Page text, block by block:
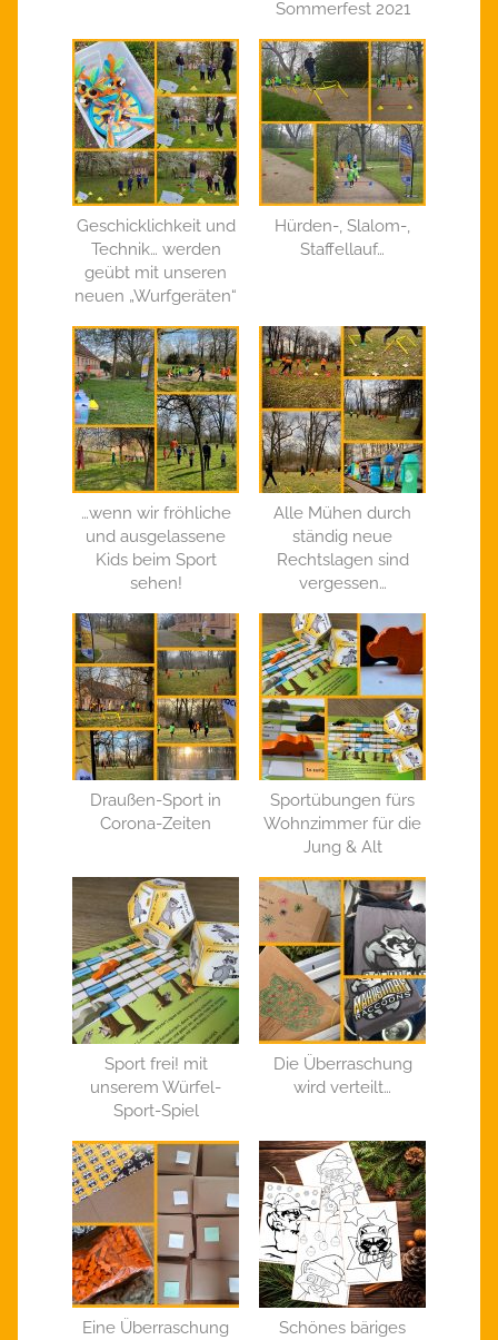
Sommerfest 2021
Geschicklichkeit und
Technik… werden
geübt mit unseren
neuen „Wurfgeräten“
Hürden-, Slalom-,
Staffellauf…
…wenn wir fröhliche
und ausgelassene
Kids beim Sport
sehen!
Alle Mühen durch
ständig neue
Rechtslagen sind
vergessen…
Draußen-Sport in
Corona-Zeiten
Sportübungen fürs
Wohnzimmer für die
Jung & Alt
Sport frei! mit
unserem Würfel-
Sport-Spiel
Die Überraschung
wird verteilt…
Eine Überraschung
Schönes bäriges